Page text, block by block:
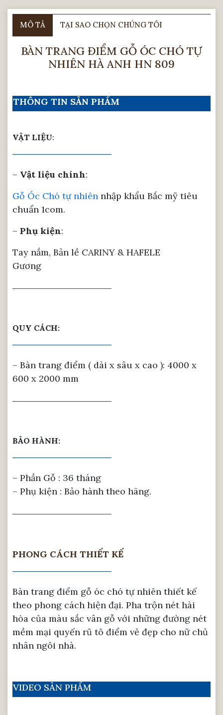
MÔ TẢ TẠI SAO CHỌN CHÚNG TÔI
BÀN TRANG ĐIỂM GỖ ÓC CHÓ TỰ
NHIÊN HÀ ANH HN 809
THÔNG TIN SẢN PHẨM
VẬT LIỆU:
– Vật liệu chính:
Gỗ Óc Chó tự nhiên nhập khẩu Bắc mỹ tiêu
chuẩn 1com.
– Phụ kiện:
Tay nắm, Bản lề CARINY & HAFELE
Gương
QUY CÁCH:
– Bàn trang điểm ( dài x sâu x cao ): 4000 x
600 x 2000 mm
BẢO HÀNH:
– Phần Gỗ : 36 tháng
– Phụ kiện : Bảo hành theo hãng.
PHONG CÁCH THIẾT KẾ
Bàn trang điểm gỗ óc chó tự nhiên thiết kế
theo phong cách hiện đại. Pha trộn nét hài
hòa của màu sắc vân gỗ với những đường nét
mềm mại quyến rũ tô điểm vẻ đẹp cho nữ chủ
nhân ngôi nhà.
VIDEO SẢN PHẨM